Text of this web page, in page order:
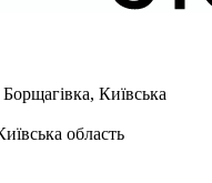
Київська
область